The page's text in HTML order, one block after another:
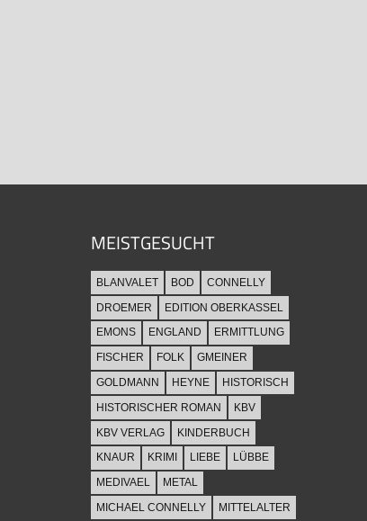
MEISTGESUCHT
BLANVALET BOD
CONNELLY
DROEMER
EDITION OBERKASSEL
EMONS
ENGLAND
ERMITTLUNG
FISCHER
FOLK
GMEINER
GOLDMANN
HEYNE
HISTORISCH
HISTORISCHER ROMAN
KBV
KBV VERLAG
KINDERBUCH
KNAUR
KRIMI LIEBE
LÜBBE
MEDIVAEL
METAL
MICHAEL CONNELLY
MITTELALTER